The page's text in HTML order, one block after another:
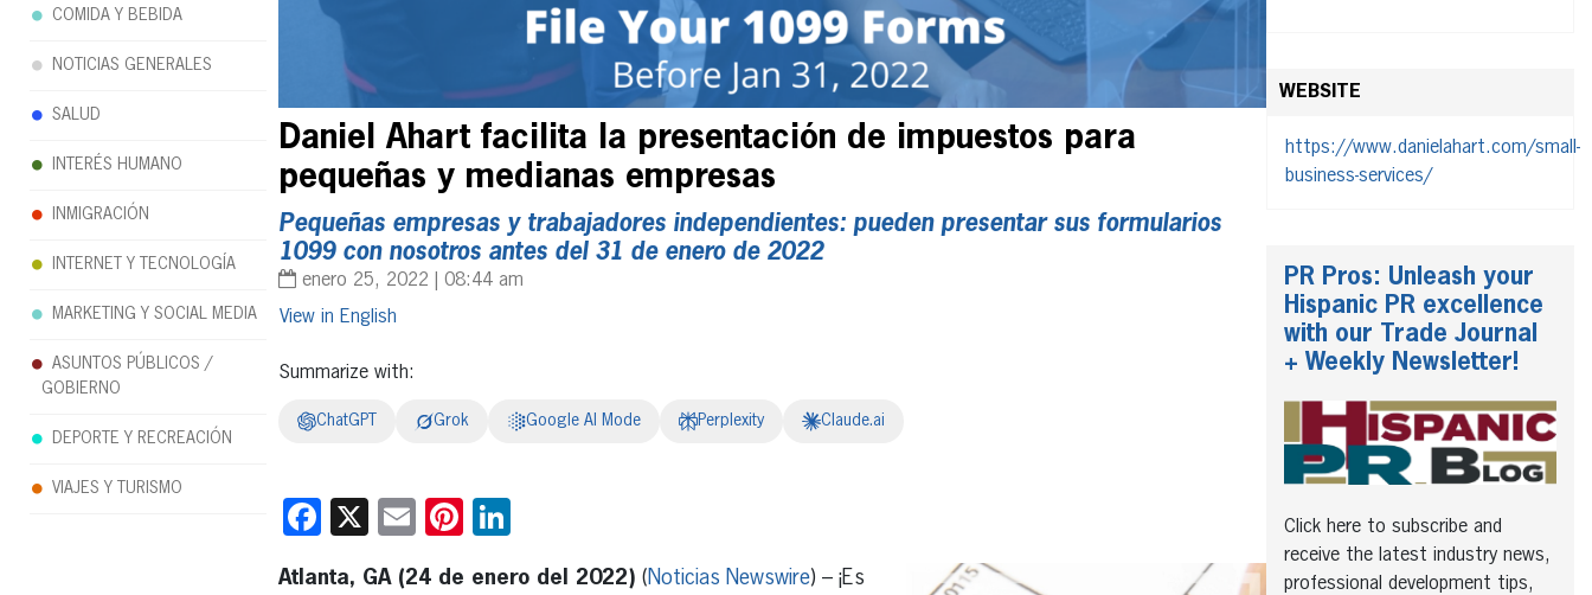
Daniel Ahart facilita la presentación de impuestos para
pequeñas y medianas empresas
Pequeñas empresas y trabajadores independientes: pueden presentar sus formularios
1099con nosotros antes del 31 de enero de 2022
enero 25, 2022 | 08:44 am
English
Summarize with:
ChatGPT Grok Google AI Mode Perplexity Claude.ai
Facebook
X EmailPinterest
Atlanta, GA (24 de enero del 2022) (Noticias Newswire) – ¡Es
WEBSITE
https://www.danielahart.com/small-
business-services/
PR Pros: Unleash your
Hispanic PR excellence
with our Trade Journal
+ Weekly Newsletter!
Click here to subscribe and
receive the latest industry news,
professional development tips,
COMIDA Y BEBIDA
NOTICIAS GENERALES
SALUD
INTERÉS HUMANO
INMIGRACIÓN
INTERNET Y TECNOLOGÍA
MARKETING Y SOCIAL MEDIA
ASUNTOS PÚBLICOS /
GOBIERNO
DEPORTE Y RECREACIÓN
VIAJES Y TURISMO